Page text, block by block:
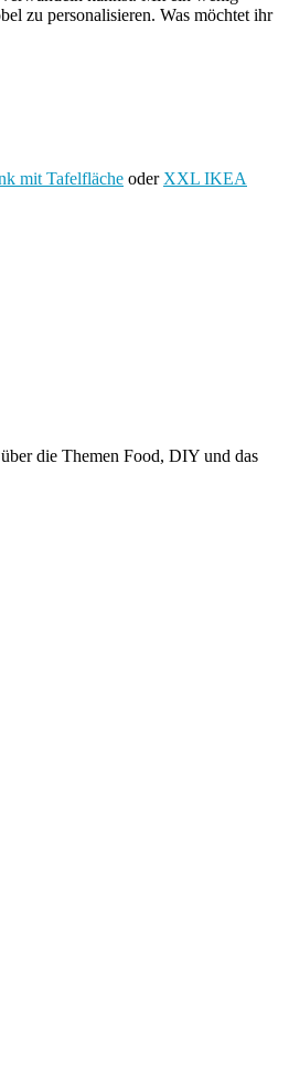
zu personalisieren. Was möchtet ihr
mit Tafelfläche oder XXL IKEA
die Themen Food, DIY und das